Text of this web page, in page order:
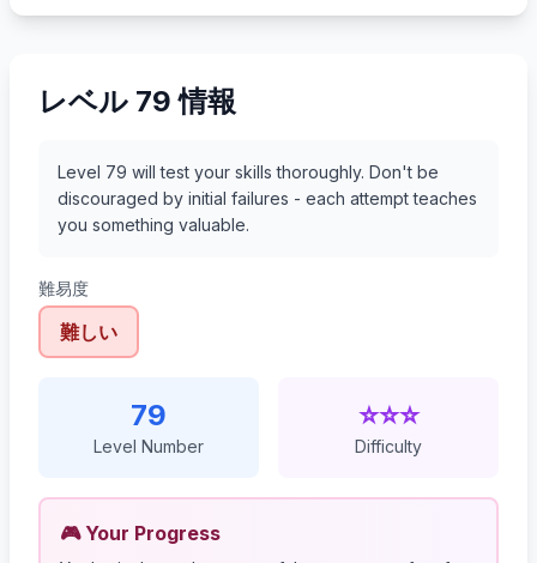
レベル 79 情報
Level 79 will test your skills thoroughly. Don't be
discouraged by initial failures - each attempt teaches
you something valuable.
難易度
難しい
79
Level Number
⭐⭐⭐
Difficulty
🎮 Your Progress